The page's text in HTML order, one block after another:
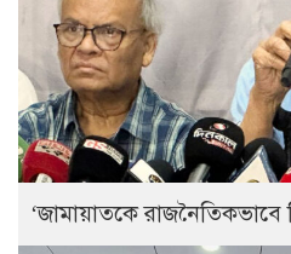
‘জামায়াতকে রাজনৈতিকভাবে